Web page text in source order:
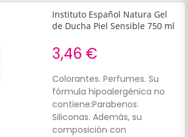
Instituto Español Natura Gel
de Ducha Piel Sensible 750 ml
3,46 €
Colorantes. Perfumes. Su
fórmula hipoalergénica no
contiene:Parabenos.
Siliconas. Además, su
composición con